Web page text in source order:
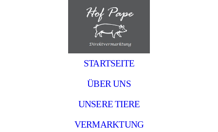
STARTSEITE
ÜBER UNS
UNSERE TIERE
VERMARKTUNG